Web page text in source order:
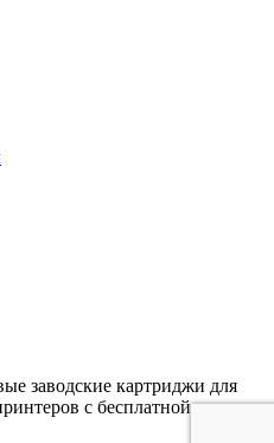
заводские картриджи для
с бесплатной